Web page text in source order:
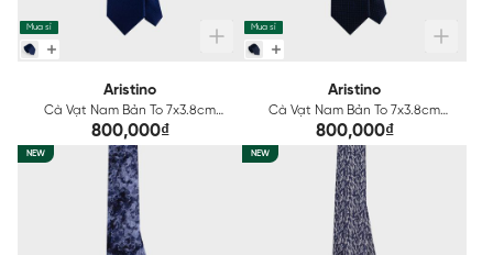
Mua sỉ
Aristino
Cà Vạt Nam Bản To 7x3.8cm
Aristino ATI0080S2
800,000₫
Mua sỉ
Aristino
Cà Vạt Nam Bản To 7x3.8cm
Aristino ATI0090S2
800,000₫
NEW NEW